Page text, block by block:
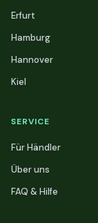
Erfurt
Hamburg
Hannover
Kiel
SERVICE
Für Händler
Über uns
FAQ & Hilfe